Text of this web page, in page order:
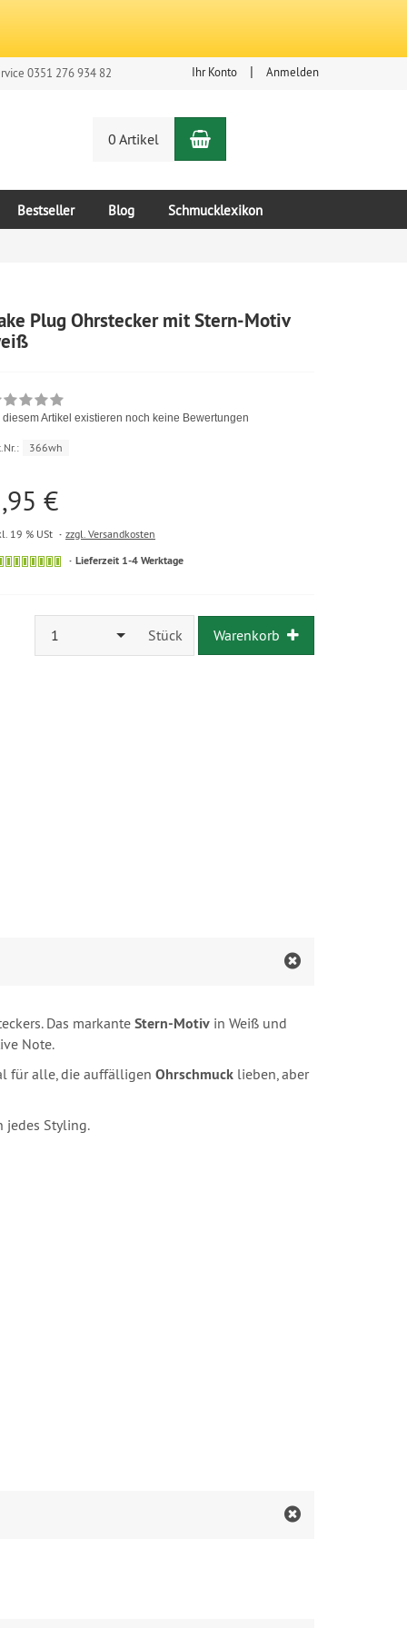
0351 276 934 82 Ihr Konto Anmelden
0 Artikel Warenkorb
Bestseller Blog Schmucklexikon
Plug Ohrstecker mit Stern-Motiv
diesem Artikel existieren noch keine Bewertungen
366wh
€
19 % USt zzgl. Versandkosten
Lieferzeit 1-4 Werktage
1 Stück Warenkorb
Das markante Stern-Motiv in Weiß und
Note.
für alle, die auffälligen Ohrschmuck lieben, aber
jedes Styling.